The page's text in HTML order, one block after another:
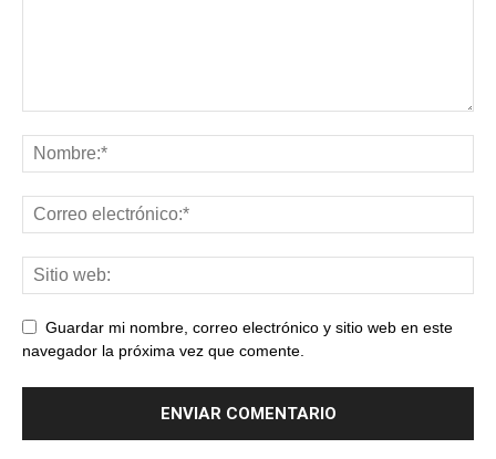
Guardar mi nombre, correo electrónico y sitio web en este
navegador la próxima vez que comente.